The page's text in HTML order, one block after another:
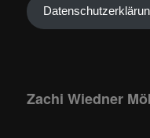
Zachi Wiedner